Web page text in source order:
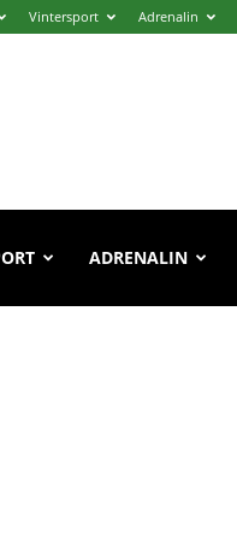
Vintersport Adrenalin
ADRENALIN